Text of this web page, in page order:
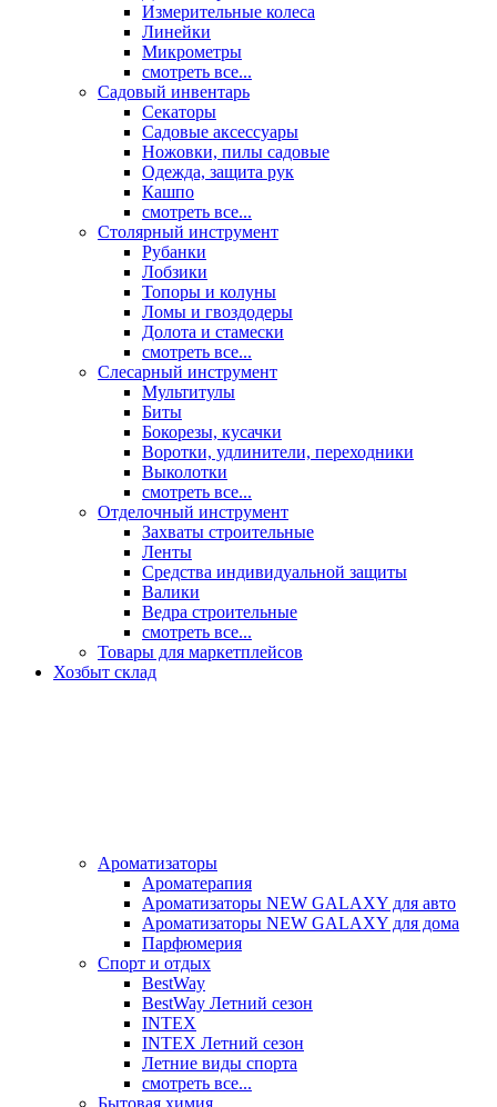
Измерительные колеса
Линейки
Микрометры
смотреть все...
Садовый инвентарь
Секаторы
Садовые аксессуары
Ножовки, пилы садовые
Одежда, защита рук
Кашпо
смотреть все...
Столярный инструмент
Рубанки
Лобзики
Топоры и колуны
Ломы и гвоздодеры
Долота и стамески
смотреть все...
Слесарный инструмент
Мультитулы
Биты
Бокорезы, кусачки
Воротки, удлинители, переходники
Выколотки
смотреть все...
Отделочный инструмент
Захваты строительные
Ленты
Средства индивидуальной защиты
Валики
Ведра строительные
смотреть все...
Товары для маркетплейсов
Хозбыт склад
Ароматизаторы
Ароматерапия
Ароматизаторы NEW GALAXY для авто
Ароматизаторы NEW GALAXY для дома
Парфюмерия
Спорт и отдых
BestWay
BestWay Летний сезон
INTEX
INTEX Летний сезон
Летние виды спорта
смотреть все...
Бытовая химия